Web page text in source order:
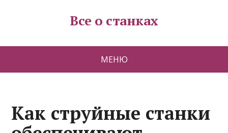
Все о станках
МЕНЮ
Как струйные станки